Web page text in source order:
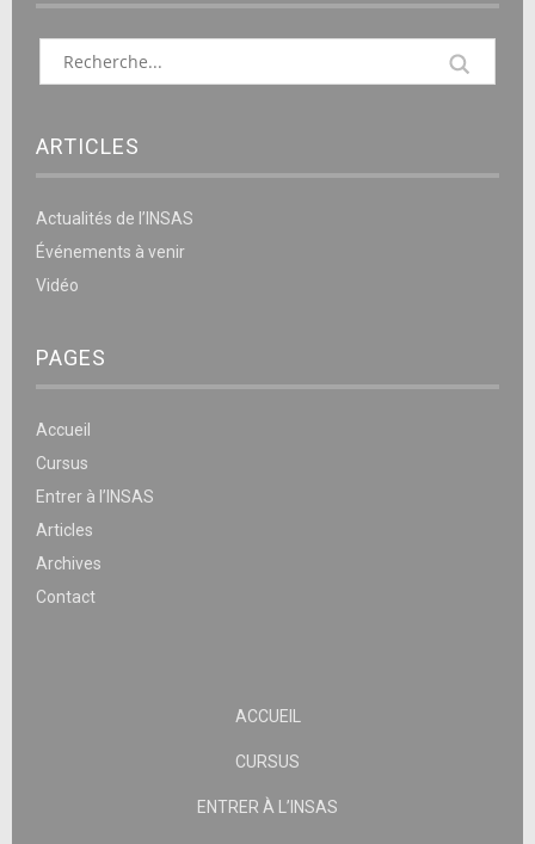
ARTICLES
Actualités de l’INSAS
Événements à venir
Vidéo
PAGES
Accueil
Cursus
Entrer à l’INSAS
Articles
Archives
Contact
ACCUEIL
CURSUS
ENTRER À L’INSAS